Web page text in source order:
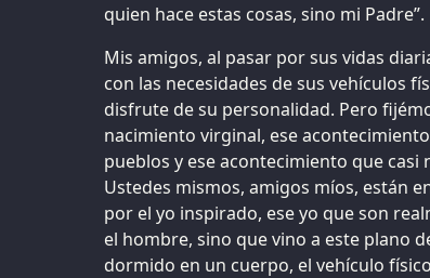
quien hace estas cosas, sino mi Padre”.
Mis amigos, al pasar por sus vidas
con las necesidades de sus vehículos
disfrute de su personalidad. Pero
nacimiento virginal, ese
pueblos y ese acontecimiento que casi
Ustedes mismos, amigos míos, están
por el yo inspirado, ese yo que son
el hombre, sino que vino a este plano
dormido en un cuerpo, el vehículo